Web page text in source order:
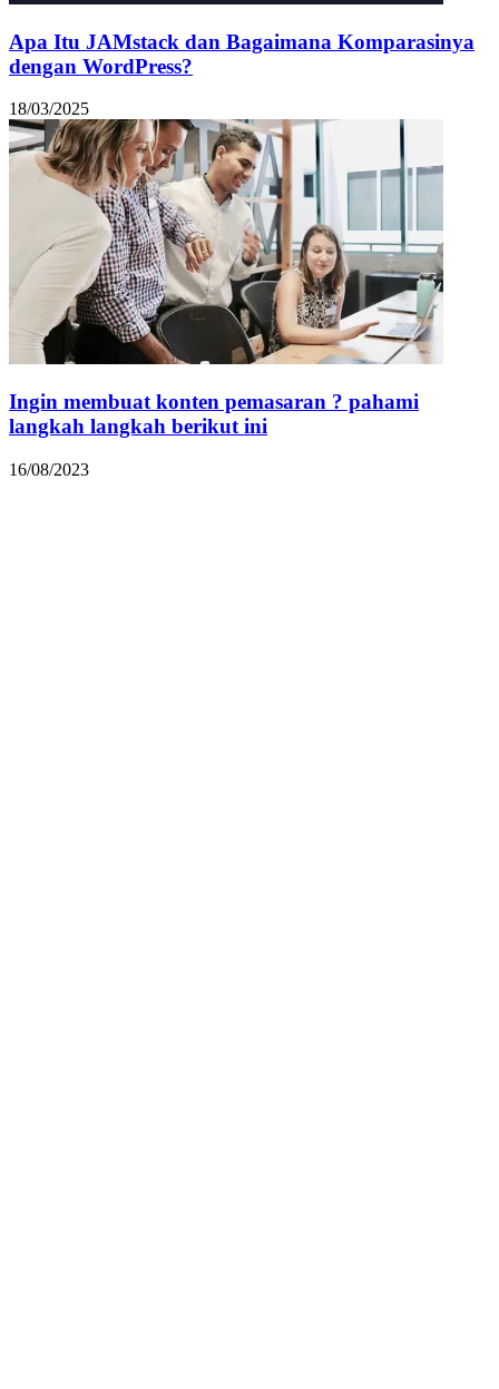
Apa Itu JAMstack dan Bagaimana Komparasinya
dengan WordPress?
18/03/2025
Ingin membuat konten pemasaran ? pahami
langkah langkah berikut ini
16/08/2023